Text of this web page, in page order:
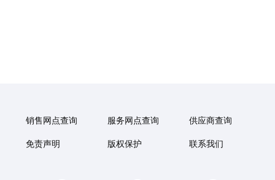
销售网点查询 服务网点查询 供应商查询
免责声明 版权保护 联系我们